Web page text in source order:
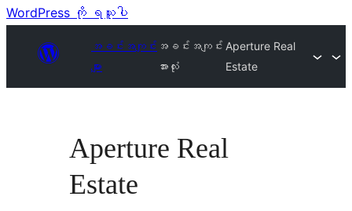
WordPress ကို ရယူပါ
အခင်းအကျင်း
များ
အခင်းအကျင်း
အားလုံး
Aperture Real
Estate
Aperture Real
Estate